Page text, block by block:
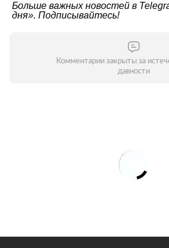
Больше важных новостей в
дня». Подписывайтесь!
Комментарии закрыты за
давности